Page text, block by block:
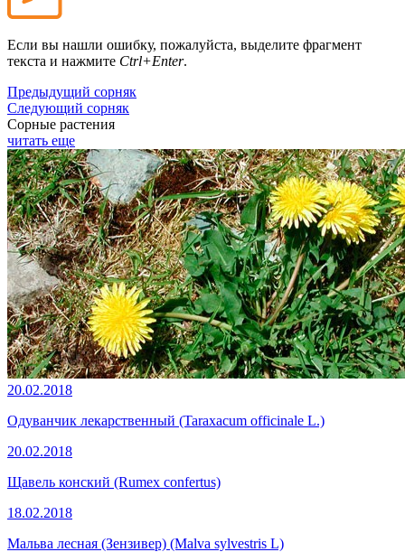
Если вы нашли ошибку, пожалуйста, выделите фрагмент
текста и нажмите Ctrl+Enter.
Предыдущий сорняк
Следующий сорняк
Сорные растения
читать еще
20.02.2018
Одуванчик лекарственный (Taraxacum officinale L.)
20.02.2018
Щавель конский (Rumex confertus)
18.02.2018
Мальва лесная (Зензивер) (Malva sylvestris L)